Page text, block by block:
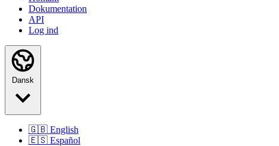
Dokumentation
API
Log ind
Dansk
🇬🇧 English
🇪🇸 Español